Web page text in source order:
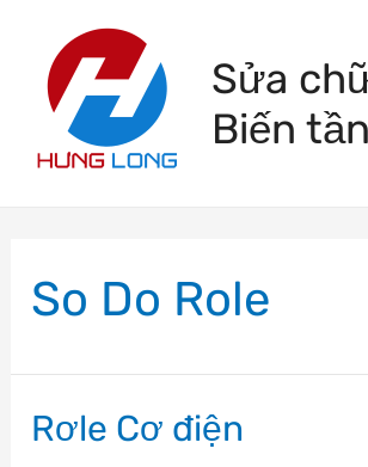
content
Sửa
Biến tần
So Do Role
Rơle Cơ điện